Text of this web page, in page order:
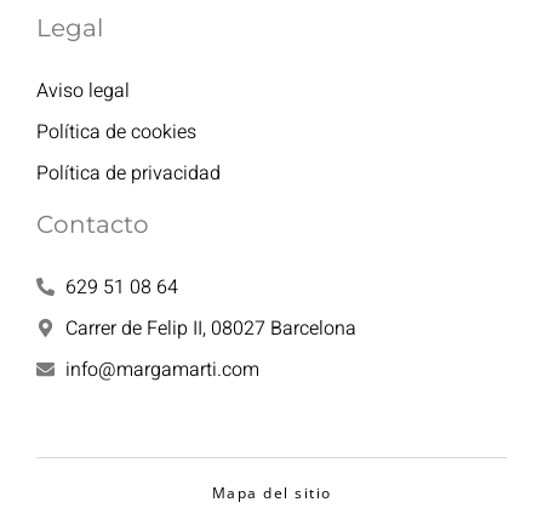
Legal
Aviso legal
Política de cookies
Política de privacidad
Contacto
629 51 08 64
Carrer de Felip II, 08027 Barcelona
info@margamarti.com
Mapa del sitio